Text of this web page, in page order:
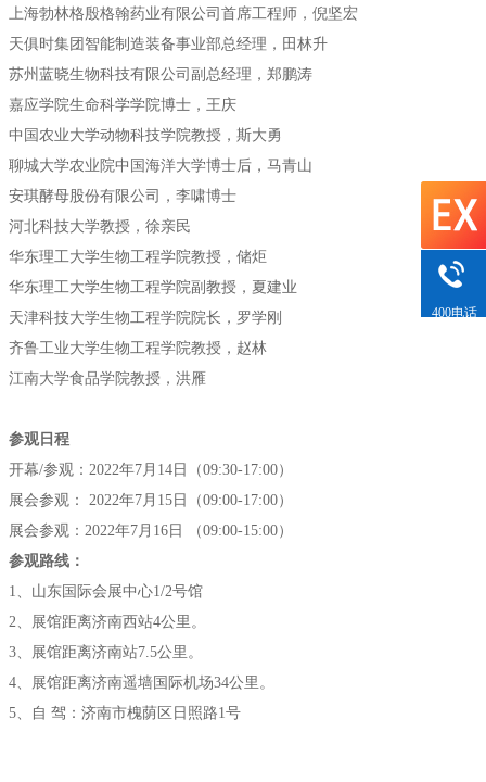
上海勃林格殷格翰药业有限公司首席工程师，倪坚宏
天俱时集团智能制造装备事业部总经理，田林升
苏州蓝晓生物科技有限公司副总经理，郑鹏涛
嘉应学院生命科学学院博士，王庆
中国农业大学动物科技学院教授，斯大勇
聊城大学农业院中国海洋大学博士后，马青山
安琪酵母股份有限公司，李啸博士
河北科技大学教授，徐亲民
华东理工大学生物工程学院教授，储炬
华东理工大学生物工程学院副教授，夏建业
天津科技大学生物工程学院院长，罗学刚
齐鲁工业大学生物工程学院教授，赵林
江南大学食品学院教授，洪雁
参观日程
开幕/参观：2022年7月14日（09:30-17:00）
展会参观： 2022年7月15日（09:00-17:00）
展会参观：2022年7月16日 （09:00-15:00）
参观路线：
1、山东国际会展中心1/2号馆
2、展馆距离济南西站4公里。
3、展馆距离济南站7.5公里。
4、展馆距离济南遥墙国际机场34公里。
5、自 驾：济南市槐荫区日照路1号
400电话